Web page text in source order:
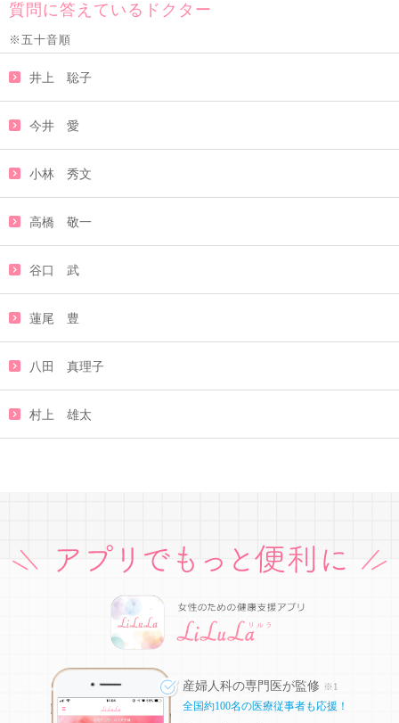
質問に答えているドクター
※五十音順
井上 聡子
今井 愛
小林 秀文
高橋 敬一
谷口 武
蓮尾 豊
八田 真理子
村上 雄太
産婦人科の専門医が監修 ※1
全国約100名の医療従事者も応援！